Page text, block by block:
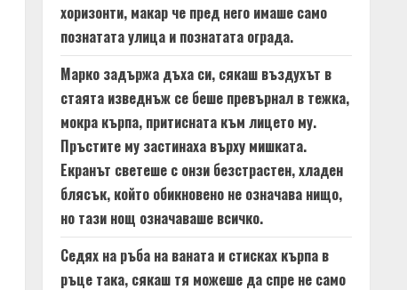
хоризонти, макар че пред него имаше само
познатата улица и познатата ограда.
Марко задържа дъха си, сякаш въздухът в
стаята изведнъж се беше превърнал в тежка,
мокра кърпа, притисната към лицето му.
Пръстите му застинаха върху мишката.
Екранът светеше с онзи безстрастен, хладен
блясък, който обикновено не означава нищо,
но тази нощ означаваше всичко.
Седях на ръба на ваната и стисках кърпа в
ръце така, сякаш тя можеше да спре не само